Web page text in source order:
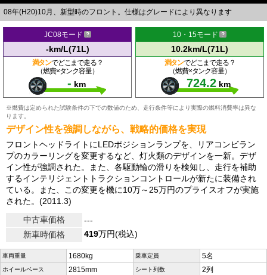
08年(H20)10月、新型時のフロント。仕様はグレードにより異なります
JC08モード
-km/L(71L)
満タンでどこまで走る？
（燃費×タンク容量）
- km
10・15モード
10.2km/L(71L)
満タンでどこまで走る？
（燃費×タンク容量）
724.2 km
※燃費は定められた試験条件の下での数値のため、走行条件等により実際の燃料消費率は異な
ります。
デザイン性を強調しながら、戦略的価格を実現
フロントヘッドライトにLEDポジションランプを、リアコンビラン
プのカラーリングを変更するなど、灯火類のデザインを一新。デザ
イン性が強調された。また、各駆動輪の滑りを検知し、走行を補助
するインテリジェントトラクションコントロールが新たに装備され
ている。また、この変更を機に10万～25万円のプライスオフが実施
された。(2011.3)
中古車価格
---
新車時価格
419万円(税込)
車両重量 1680kg 乗車定員 5名
ホイールベース 2815mm シート列数 2列